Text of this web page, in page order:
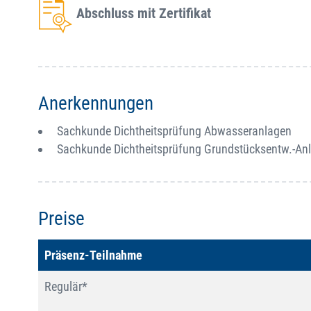
Abschluss mit Zertifikat
Anerkennungen
Sachkunde Dichtheitsprüfung Abwasseranlagen
Sachkunde Dichtheitsprüfung Grundstücksentw.-
Preise
Präsenz-Teilnahme
Regulär*